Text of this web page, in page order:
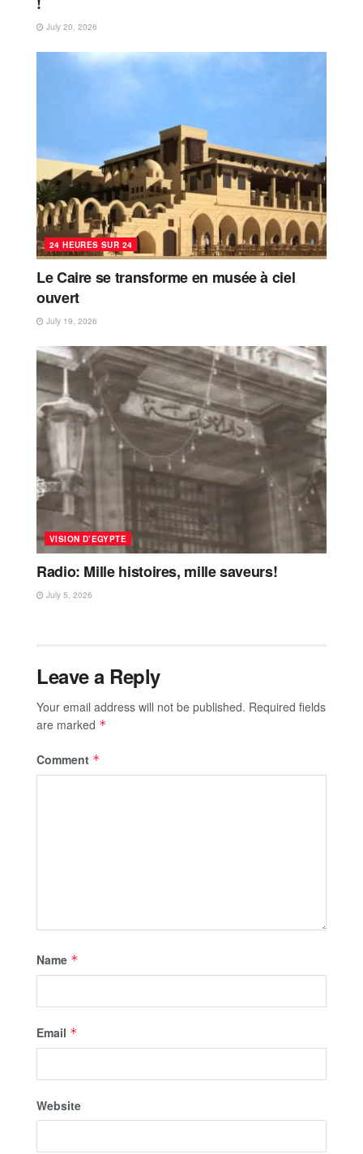
July 20, 2026
24 HEURES SUR 24
Le Caire se transforme en musée à ciel
ouvert
July 19, 2026
VISION D’EGYPTE
Radio: Mille histoires, mille saveurs!
July 5, 2026
Leave a Reply
Your email address will not be published. Required fields
are marked *
Comment *
Name *
Email *
Website